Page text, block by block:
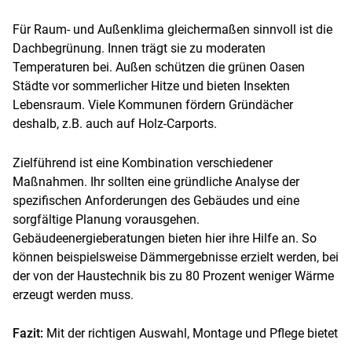
Für Raum- und Außenklima gleichermaßen sinnvoll ist die
Dachbegrünung. Innen trägt sie zu moderaten
Temperaturen bei. Außen schützen die grünen Oasen
Städte vor sommerlicher Hitze und bieten Insekten
Lebensraum. Viele Kommunen fördern Gründächer
deshalb, z.B. auch auf Holz-Carports.
Zielführend ist eine Kombination verschiedener
Maßnahmen. Ihr sollten eine gründliche Analyse der
spezifischen Anforderungen des Gebäudes und eine
sorgfältige Planung vorausgehen.
Gebäudeenergieberatungen bieten hier ihre Hilfe an. So
können beispielsweise Dämmergebnisse erzielt werden, bei
der von der Haustechnik bis zu 80 Prozent weniger Wärme
erzeugt werden muss.
Fazit: Mit der richtigen Auswahl, Montage und Pflege bietet